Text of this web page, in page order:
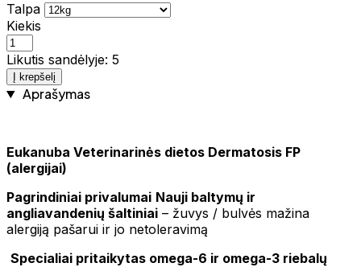
Talpa
Kiekis
Likutis sandėlyje: 5
Į krepšelį
Aprašymas
Eukanuba Veterinarinės dietos Dermatosis FP
(alergijai)
Pagrindiniai privalumai Nauji baltymų ir
angliavandenių šaltiniai – žuvys / bulvės mažina
alergiją pašarui ir jo netoleravimą
Specialiai pritaikytas omega-6 ir omega-3 riebalų